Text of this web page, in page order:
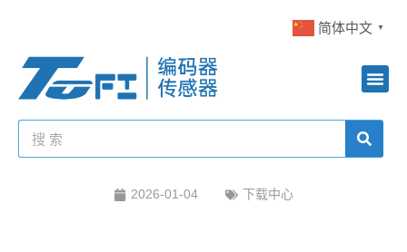
简体中文 ▼
2026-01-04 下载中心